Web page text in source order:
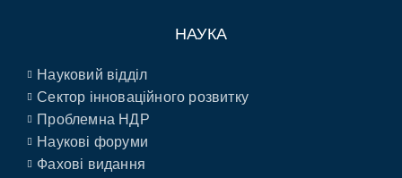
НАУКА
Науковий відділ
Сектор інноваційного розвитку
Проблемна НДР
Наукові форуми
Фахові видання